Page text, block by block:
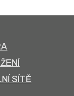
SÍTĚ